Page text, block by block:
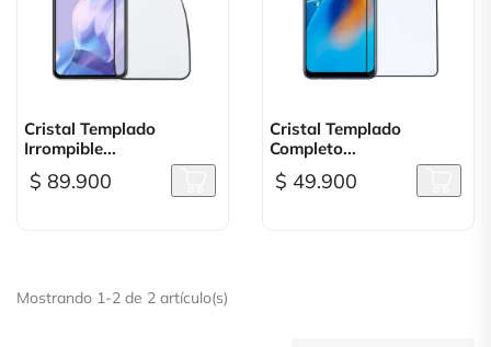
Cristal Templado
Irrompible...
$ 89.900
Cristal Templado
Completo...
$ 49.900
Mostrando 1-2 de 2 artículo(s)